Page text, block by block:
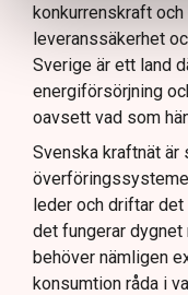
konkurrenskraft
leveranssäkerhet
Sverige är ett land
energiförsörjning
oavsett vad som
Svenska kraftnät
leder och driftar
det fungerar
behöver nämligen
konsumtion råda i